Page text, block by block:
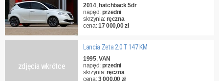
2014, hatchback 5dr
napęd: przedni
skrzynia: ręczna
cena:17 000,00 zł
zdjęcia wkrótce
Lancia Zeta 2.0 T 147 KM
1995,VAN
napęd: przedni
skrzynia: ręczna
cena:3 000,00 zł